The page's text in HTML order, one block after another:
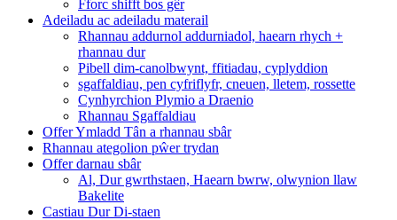
Fforc shifft bos gêr
Adeiladu ac adeiladu materail
Rhannau addurnol addurniadol, haearn rhych +
rhannau dur
Pibell dim-canolbwynt, ffitiadau, cyplyddion
sgaffaldiau, pen cyfriflyfr, cneuen, lletem, rossette
Cynhyrchion Plymio a Draenio
Rhannau Sgaffaldiau
Offer Ymladd Tân a rhannau sbâr
Rhannau ategolion pŵer trydan
Offer darnau sbâr
Al, Dur gwrthstaen, Haearn bwrw, olwynion llaw
Bakelite
Castiau Dur Di-staen